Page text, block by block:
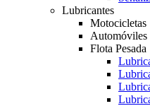
Lubricantes
Motocicletas
Automóviles
Flota Pesada